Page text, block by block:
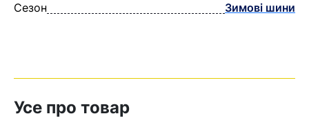
Сезон
Зимові шини
Усе про товар